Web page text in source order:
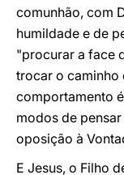
comunhão, com
humildade e de
"procurar a face
trocar o caminho
comportamento
modos de
oposição à
E Jesus, o Filho